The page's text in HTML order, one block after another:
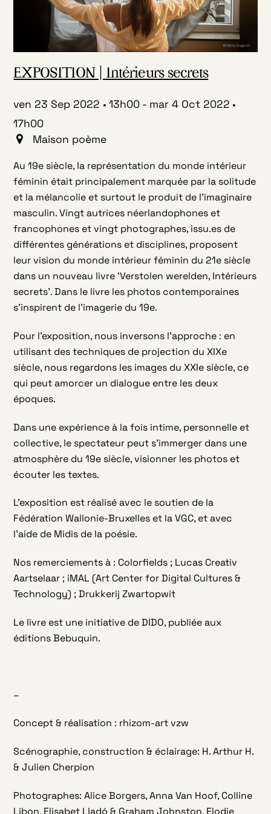
EXPOSITION | Intérieurs secrets
ven 23 Sep 2022 13h00 - mar 4 Oct 2022
17h00
Maison poème
Au 19e siècle, la représentation du monde intérieur
féminin était principalement marquée par la solitude
et la mélancolie et surtout le produit de l’imaginaire
masculin. Vingt autrices néerlandophones et
francophones et vingt photographes, issu.es de
différentes générations et disciplines, proposent
leur vision du monde intérieur féminin du 21e siècle
dans un nouveau livre ‘Verstolen werelden, Intérieurs
secrets’. Dans le livre les photos contemporaines
s’inspirent de l’imagerie du 19e.
Pour l’exposition, nous inversons l’approche : en
utilisant des techniques de projection du XIXe
siècle, nous regardons les images du XXIe siècle, ce
qui peut amorcer un dialogue entre les deux
époques.
Dans une expérience à la fois intime, personnelle et
collective, le spectateur peut s’immerger dans une
atmosphère du 19e siècle, visionner les photos et
écouter les textes.
L’exposition est réalisé avec le soutien de la
Fédération Wallonie-Bruxelles et la VGC, et avec
l’aide de Midis de la poésie.
Nos remerciements à : Colorfields ; Lucas Creativ
Aartselaar ; iMAL (Art Center for Digital Cultures &
Technology) ; Drukkerij Zwartopwit
Le livre est une initiative de DIDO, publiée aux
éditions Bebuquin.
–
Concept & réalisation : rhizom-art vzw
Scénographie, construction & éclairage: H. Arthur H.
& Julien Cherpion
Photographes: Alice Borgers, Anna Van Hoof, Colline
Libon, Elisabet Lladó & Graham Johnston, Elodie